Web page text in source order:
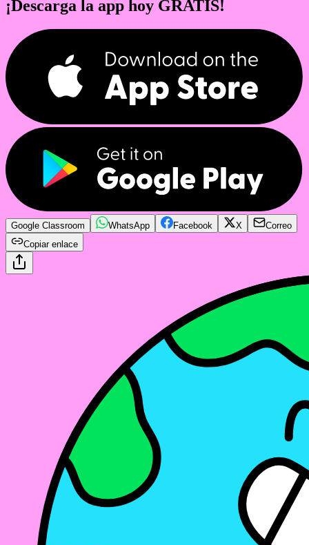
¡Descarga la app hoy GRATIS!
Google Classroom WhatsApp Facebook X
Correo
Copiar enlace